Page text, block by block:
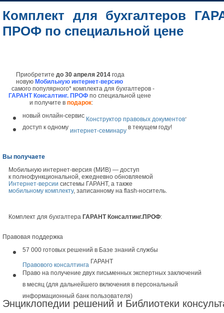
Комплект для бухгалтеров
ПРОФ по специальной цене
Приобретите до 30 апреля 2014 года
новую Мобильную интернет-версию
самого популярного* комплекта для бухгалтеров -
ГАРАНТ Консалтинг. ПРОФ по специальной цене
и получите в подарок:
новый онлайн-сервис Конструктор правовых документов,
доступ к одному интернет-семинару в текущем году!
Вы получаете
Мобильную интернет-версия (МИВ) — доступ
к полнофункциональной, ежедневно обновляемой
Интернет-версии системы ГАРАНТ, а также
мобильному комплекту, записанному на flash-носитель.
Комплект для бухгалтера ГАРАНТ Консалтинг.ПРОФ:
Правовая поддержка
57 000 готовых решений в Базе знаний службы
Правового консалтинга ГАРАНТ
Право на получение двух письменных экспертных заключений
в месяц (для дальнейшего включения в персональный
информационный банк пользователя)
Энциклопедии решений и Библиотеки